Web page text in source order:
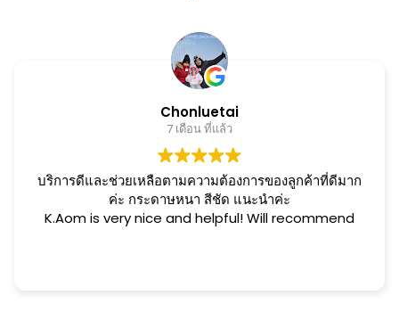
Chonluetai
7 เดือน ที่แล้ว
บริการดีและช่วยเหลือตามความต้องการของลูกค้าที่ดีมาก
ค่ะ กระดาษหนา สีชัด แนะนำค่ะ
K.Aom is very nice and helpful! Will recommend